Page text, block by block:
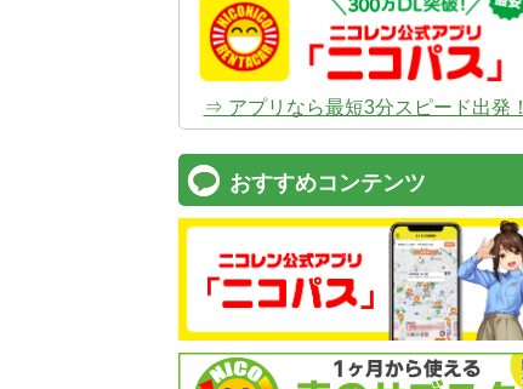
⇒ アプリなら最短3分スピード出発！
おすすめコンテンツ